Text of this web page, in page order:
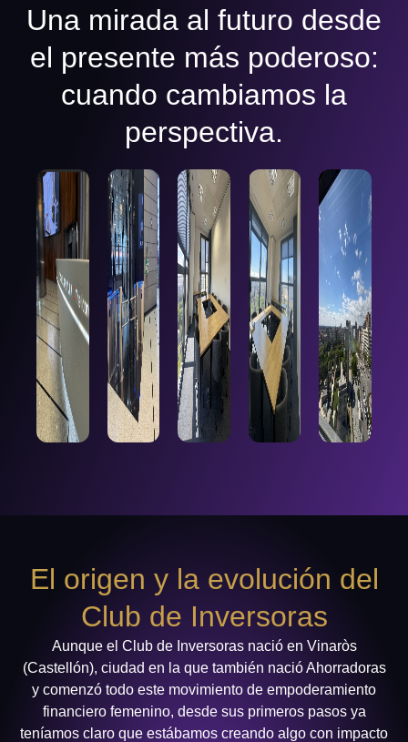
Una mirada al futuro desde
el presente más poderoso:
cuando cambiamos la
perspectiva.
El origen y la evolución del
Club de Inversoras
Aunque el Club de Inversoras nació en Vinaròs
(Castellón), ciudad en la que también nació Ahorradoras
y comenzó todo este movimiento de empoderamiento
financiero femenino, desde sus primeros pasos ya
teníamos claro que estábamos creando algo con impacto